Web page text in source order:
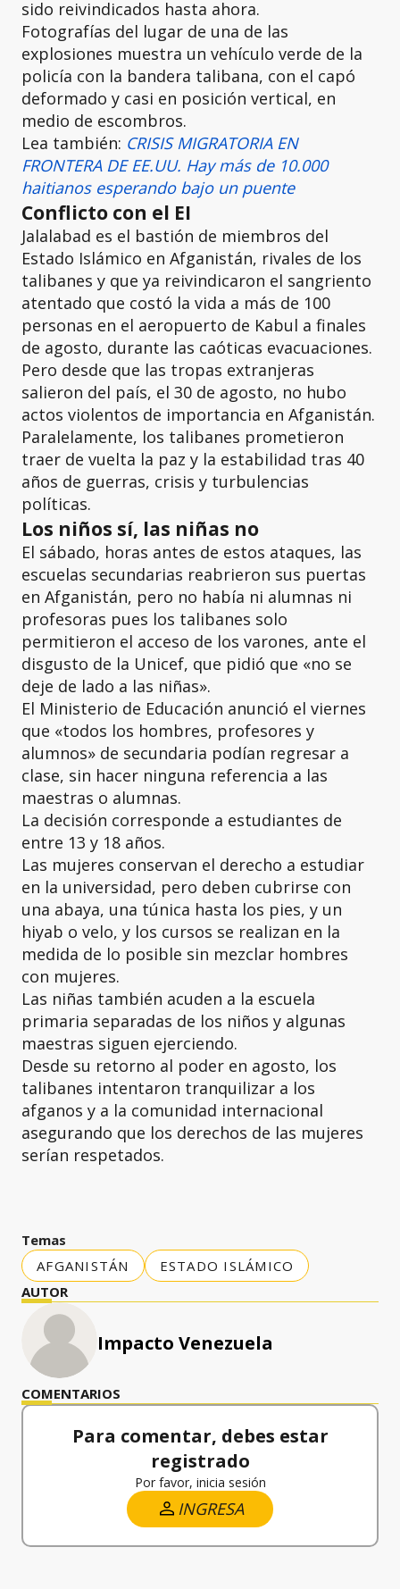
sido reivindicados hasta ahora.
Fotografías del lugar de una de las
explosiones muestra un vehículo verde de la
policía con la bandera talibana, con el capó
deformado y casi en posición vertical, en
medio de escombros.
Lea también: CRISIS MIGRATORIA EN
FRONTERA DE EE.UU. Hay más de 10.000
haitianos esperando bajo un puente
Conflicto con el EI
Jalalabad es el bastión de miembros del
Estado Islámico en Afganistán, rivales de los
talibanes y que ya reivindicaron el sangriento
atentado que costó la vida a más de 100
personas en el aeropuerto de Kabul a finales
de agosto, durante las caóticas evacuaciones.
Pero desde que las tropas extranjeras
salieron del país, el 30 de agosto, no hubo
actos violentos de importancia en Afganistán.
Paralelamente, los talibanes prometieron
traer de vuelta la paz y la estabilidad tras 40
años de guerras, crisis y turbulencias
políticas.
Los niños sí, las niñas no
El sábado, horas antes de estos ataques, las
escuelas secundarias reabrieron sus puertas
en Afganistán, pero no había ni alumnas ni
profesoras pues los talibanes solo
permitieron el acceso de los varones, ante el
disgusto de la Unicef, que pidió que «no se
deje de lado a las niñas».
El Ministerio de Educación anunció el viernes
que «todos los hombres, profesores y
alumnos» de secundaria podían regresar a
clase, sin hacer ninguna referencia a las
maestras o alumnas.
La decisión corresponde a estudiantes de
entre 13 y 18 años.
Las mujeres conservan el derecho a estudiar
en la universidad, pero deben cubrirse con
una abaya, una túnica hasta los pies, y un
hiyab o velo, y los cursos se realizan en la
medida de lo posible sin mezclar hombres
con mujeres.
Las niñas también acuden a la escuela
primaria separadas de los niños y algunas
maestras siguen ejerciendo.
Desde su retorno al poder en agosto, los
talibanes intentaron tranquilizar a los
afganos y a la comunidad internacional
asegurando que los derechos de las mujeres
serían respetados.
Temas
AFGANISTÁN
ESTADO ISLÁMICO
AUTOR
Impacto Venezuela
COMENTARIOS
Para comentar, debes estar
registrado
Por favor, inicia sesión
INGRESA